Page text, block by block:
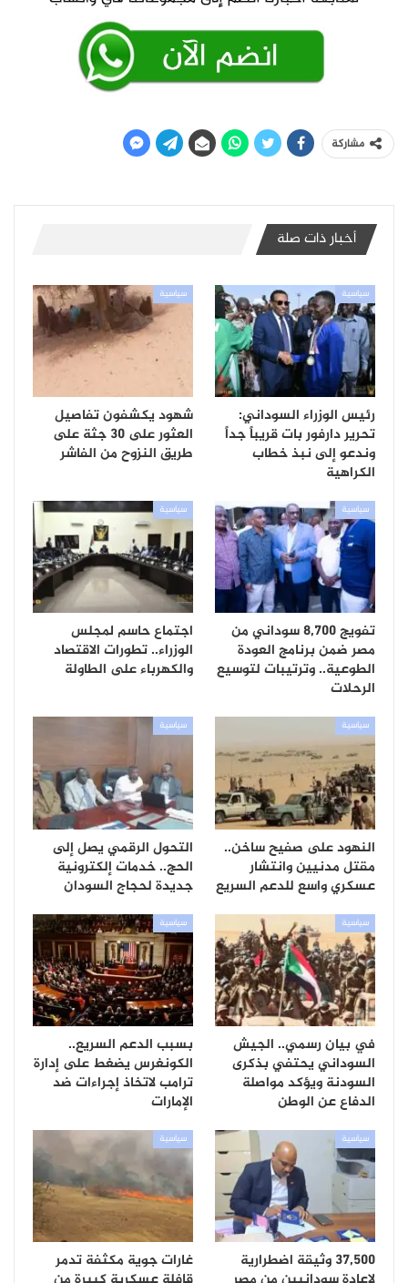
مشاركة
أخبار ذات صلة
سياسية
رئيس الوزراء السوداني:
تحرير دارفور بات قريباً جداً
وندعو إلى نبذ خطاب
الكراهية
سياسية
شهود يكشفون تفاصيل
العثور على 30 جثة على
طريق النزوح من الفاشر
سياسية
تفويج 8,700 سوداني من
مصر ضمن برنامج العودة
الطوعية.. وترتيبات لتوسيع
الرحلات
سياسية
اجتماع حاسم لمجلس
الوزراء.. تطورات الاقتصاد
والكهرباء على الطاولة
سياسية
النهود على صفيح ساخن..
مقتل مدنيين وانتشار
عسكري واسع للدعم السريع
سياسية
التحول الرقمي يصل إلى
الحج.. خدمات إلكترونية
جديدة لحجاج السودان
سياسية
في بيان رسمي.. الجيش
السوداني يحتفي بذكرى
السودنة ويؤكد مواصلة
الدفاع عن الوطن
سياسية
بسبب الدعم السريع..
الكونغرس يضغط على إدارة
ترامب لاتخاذ إجراءات ضد
الإمارات
سياسية
37,500 وثيقة اضطرارية
سياسية
غارات جوية مكثفة تدمر